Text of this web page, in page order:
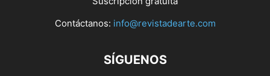
Contáctanos: info@revistadearte.com
SÍGUENOS